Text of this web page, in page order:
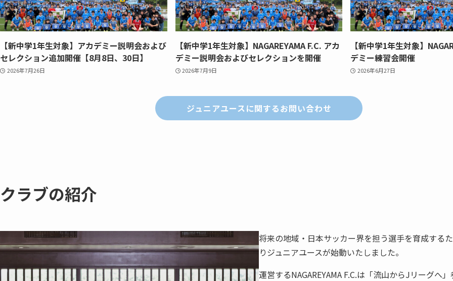
【新中学1年生対象】アカデミー説明会および
セレクション追加開催【8月8日、30日】
2026年7月26日
【新中学1年生対象】NAGAREYAMA F.C. アカ
デミー説明会およびセレクションを開催
2026年7月9日
【新中学1年生対象】
デミー練習会開催
2026年6月27日
ジュニアユースに関するお問い合わせ
クラブの紹介
将来の地域・日本サッカー界を担う選手を育成する
りジュニアユースが始動いたしました。
運営するNAGAREYAMA F.C.は「流山からJリーグへ